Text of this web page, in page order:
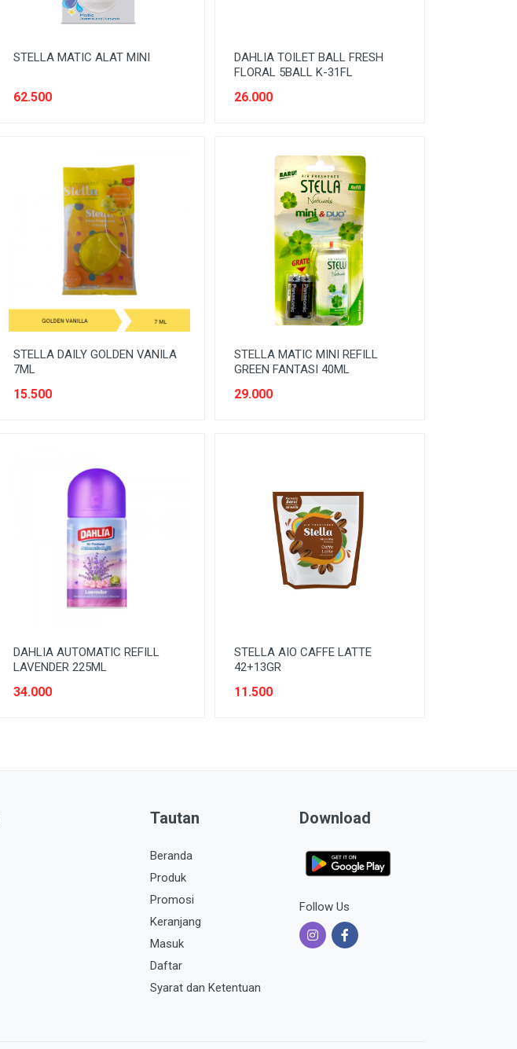
STELLA MATIC ALAT MINI
62.500
DAHLIA TOILET BALL FRESH
FLORAL 5BALL K-31FL
26.000
STELLA DAILY GOLDEN VANILA
7ML
15.500
STELLA MATIC MINI REFILL
GREEN FANTASI 40ML
29.000
DAHLIA AUTOMATIC REFILL
LAVENDER 225ML
34.000
STELLA AIO CAFFE LATTE
42+13GR
11.500
Tautan
Beranda
Produk
Promosi
Keranjang
Masuk
Daftar
Syarat dan Ketentuan
Download
Follow Us